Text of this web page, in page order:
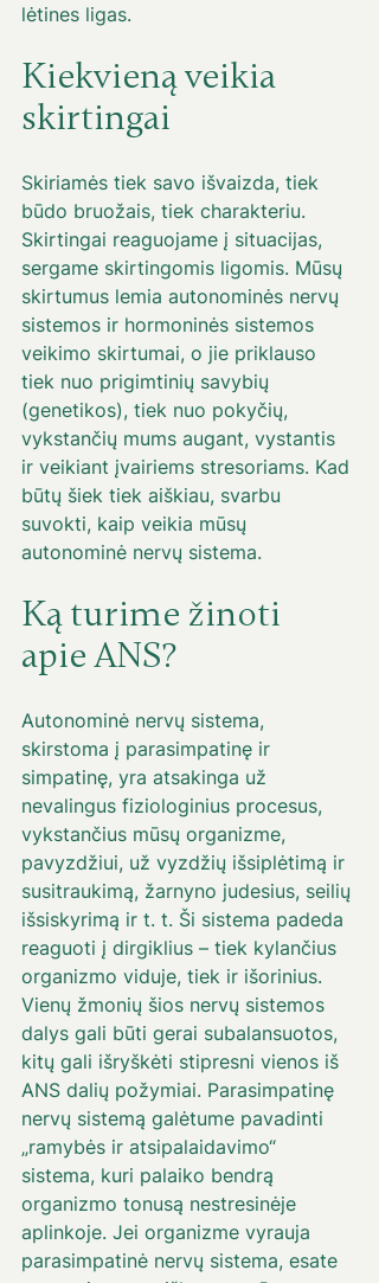
lėtines ligas.
Kiekvieną veikia
skirtingai
Skiriamės tiek savo išvaizda, tiek
būdo bruožais, tiek charakteriu.
Skirtingai reaguojame į situacijas,
sergame skirtingomis ligomis. Mūsų
skirtumus lemia autonominės nervų
sistemos ir hormoninės sistemos
veikimo skirtumai, o jie priklauso
tiek nuo prigimtinių savybių
(genetikos), tiek nuo pokyčių,
vykstančių mums augant, vystantis
ir veikiant įvairiems stresoriams. Kad
būtų šiek tiek aiškiau, svarbu
suvokti, kaip veikia mūsų
autonominė nervų sistema.
Ką turime žinoti
apie ANS?
Autonominė nervų sistema,
skirstoma į parasimpatinę ir
simpatinę, yra atsakinga už
nevalingus fiziologinius procesus,
vykstančius mūsų organizme,
pavyzdžiui, už vyzdžių išsiplėtimą ir
susitraukimą, žarnyno judesius, seilių
išsiskyrimą ir t. t. Ši sistema padeda
reaguoti į dirgiklius – tiek kylančius
organizmo viduje, tiek ir išorinius.
Vienų žmonių šios nervų sistemos
dalys gali būti gerai subalansuotos,
kitų gali išryškėti stipresni vienos iš
ANS dalių požymiai. Parasimpatinę
nervų sistemą galėtume pavadinti
„ramybės ir atsipalaidavimo“
sistema, kuri palaiko bendrą
organizmo tonusą nestresinėje
aplinkoje. Jei organizme vyrauja
parasimpatinė nervų sistema, esate